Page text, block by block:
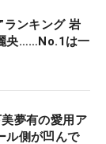
ランキング 岩
央……No.1は一
夢有の愛用ア
ル側が凹んで